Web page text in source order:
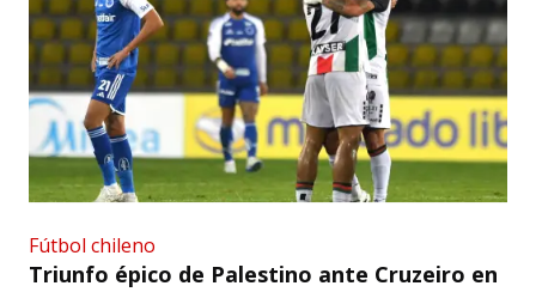
Fútbol chileno
Triunfo épico de Palestino ante Cruzeiro en